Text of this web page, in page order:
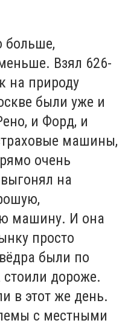
больше,
Взял 626-
на природу
были уже и
и Форд, и
машины,
очень
на
машину. И она
просто
были по
дороже.
в этот же день.
с местными